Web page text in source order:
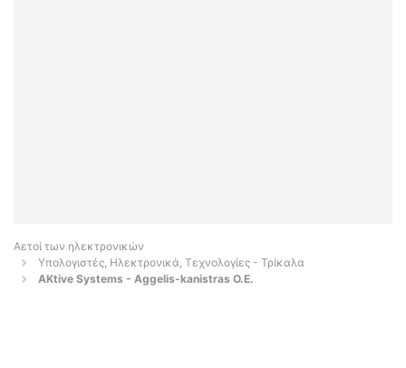
Αετοί των ηλεκτρονικών
Υπολογιστές, Ηλεκτρονικά, Τεχνολογίες - Τρίκαλα
AKtive Systems - Aggelis-kanistras O.E.